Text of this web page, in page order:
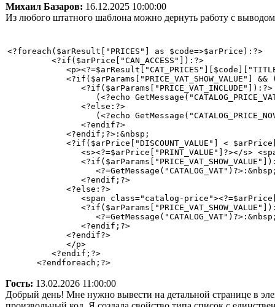
Михаил Базаров: 16.12.2025 10:00:00
Из любого штатного шаблона можно дернуть работу с
<?foreach($arResult["PRICES"] as $code=>$arPrice):?>
<?if($arPrice["CAN_ACCESS"]):?>
<?if($arParams["PRICE_VAT_SHOW_VALUE"] &&
<?if($arParams["PRICE_VAT_INCLUDE"]):?>
(<?echo
<?else:?>
(<?echo
<?endif?>
<?endif;?>:&nbsp;
<?if($arPrice["DISCOUNT_VALUE"] <
<s><?=$arPrice["PRINT_VALUE"]?></s> <span
<?endif;?>
<?else:?>
<span class="catalog-
<?endif;?>
<?endif?>
</p>
<?endif;?>
<?endforeach;?>
Гость: 13.02.2026 11:00:00
Добрый день! Мне нужно вывести на детальной странице в